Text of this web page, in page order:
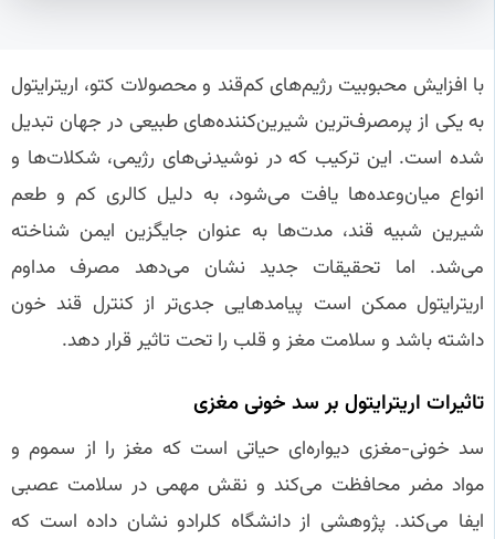
با افزایش محبوبیت رژیم‌های کم‌قند و محصولات کتو، اریترایتول
به یکی از پرمصرف‌ترین شیرین‌کننده‌های طبیعی در جهان تبدیل
شده است. این ترکیب که در نوشیدنی‌های رژیمی، شکلات‌ها و
انواع میان‌وعده‌ها یافت می‌شود، به دلیل کالری کم و طعم
شیرین شبیه قند، مدت‌ها به عنوان جایگزین ایمن شناخته
می‌شد. اما تحقیقات جدید نشان می‌دهد مصرف مداوم
اریترایتول ممکن است پیامدهایی جدی‌تر از کنترل قند خون
داشته باشد و سلامت مغز و قلب را تحت تاثیر قرار دهد.
تاثیرات اریترایتول بر سد خونی مغزی
سد خونی-مغزی دیواره‌ای حیاتی است که مغز را از سموم و
مواد مضر محافظت می‌کند و نقش مهمی در سلامت عصبی
ایفا می‌کند. پژوهشی از دانشگاه کلرادو نشان داده است که